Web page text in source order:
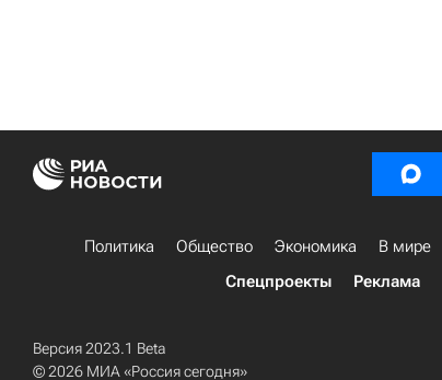
Политика Общество Экономика В мире
Спецпроекты
Реклама
Версия 2023.1 Beta
© 2026 МИА «Россия сегодня»